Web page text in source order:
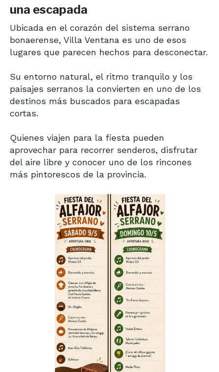
una escapada
Ubicada en el corazón del sistema serrano
bonaerense, Villa Ventana es uno de esos
lugares que parecen hechos para desconectar.
Su entorno natural, el ritmo tranquilo y los
paisajes serranos la convierten en uno de los
destinos más buscados para escapadas
cortas.
Quienes viajen para la fiesta pueden
aprovechar para recorrer senderos, disfrutar
del aire libre y conocer uno de los rincones
más pintorescos de la provincia.